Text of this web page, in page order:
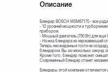
Описание
Блендер BOSCH MSM67170 - все
- 12 уровней мощности и турборежим
прибором.
- Мощный двигатель (750 Вт) для еще
- Ножка блендера из нержавеющей
Теперь неожиданные гости не
блендером. Вы за несколько секунд
Кроме того, блендер поможет
Современный блендер станет
Блендеры этой компании